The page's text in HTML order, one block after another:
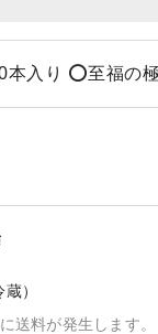
本入り ⭕️至福の極
）
送料が発生します。